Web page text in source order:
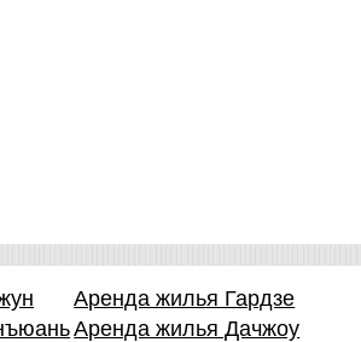
Аренда жилья Гардзе
Аренда жилья Дачжоу